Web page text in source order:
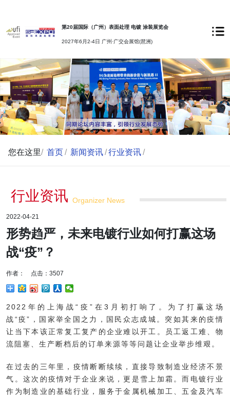
第20届国际（广州）表面处理 电镀 涂装展览会
2027年6月2-4日 广州·广交会展馆(琶洲)
您在这里/ 首页 / 新闻资讯 /行业资讯 /
行业资讯 Organizer News
2022-04-21
形势趋严，未来电镀行业如何打赢这场
战“疫”？
作者： 点击：3507
2022年的上海战“疫”在3月初打响了。为了打赢这场
战“疫”，国家举全国之力，国民众志成城。突如其来的疫情
让当下本该正常复工复产的企业难以开工。员工返工难、物
流阻塞、生产断档后的订单来源等等问题让企业举步维艰。
在过去的三年里，疫情断断续续，直接导致制造业经济不景
气。这次的疫情对于企业来说，更是雪上加霜。而电镀行业
作为制造业的基础行业，服务于金属机械加工、五金及汽车